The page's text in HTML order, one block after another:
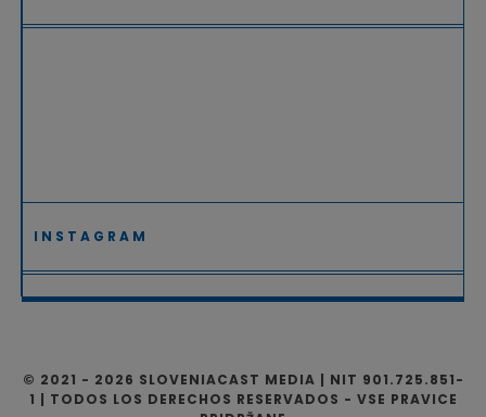
INSTAGRAM
© 2021 - 2026 SLOVENIACAST MEDIA | NIT 901.725.851-
1 | TODOS LOS DERECHOS RESERVADOS - VSE PRAVICE